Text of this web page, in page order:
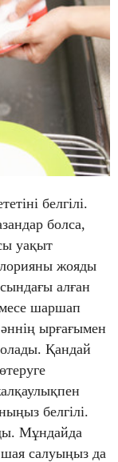
белгілі.
болса,
уақыт
жояды
алған
шаршап
ырғағымен
Қандай
белгілі.
Мұндайда
салуыңыз да